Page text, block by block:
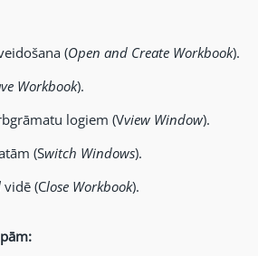
(Open and Create Workbook).
Workbook).
logiem (Vview Window).
(Switch Windows).
vidē (Close Workbook).